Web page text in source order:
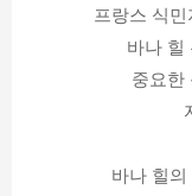
프랑스 식
바나 힐
중요한
바나 힐